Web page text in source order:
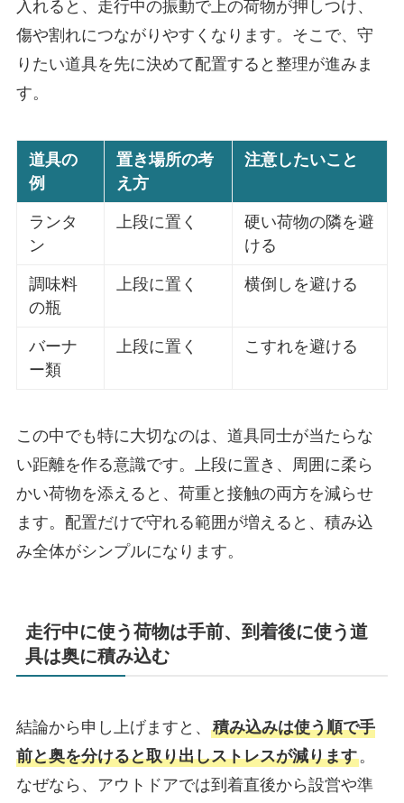
入れると、走行中の振動で上の荷物が押しつけ、
傷や割れにつながりやすくなります。そこで、守
りたい道具を先に決めて配置すると整理が進みま
す。
道具の
例
置き場所の考
え方
注意したいこと
ランタ
ン
上段に置く
硬い荷物の隣を避
ける
調味料
の瓶
上段に置く 横倒しを避ける
バーナ
ー類
上段に置く こすれを避ける
この中でも特に大切なのは、道具同士が当たらな
い距離を作る意識です。上段に置き、周囲に柔ら
かい荷物を添えると、荷重と接触の両方を減らせ
ます。配置だけで守れる範囲が増えると、積み込
み全体がシンプルになります。
走行中に使う荷物は手前、到着後に使う道
具は奥に積み込む
結論から申し上げますと、 積み込みは使う順で手
前と奥を分けると取り出しストレスが減ります。
なぜなら、アウトドアでは到着直後から設営や準